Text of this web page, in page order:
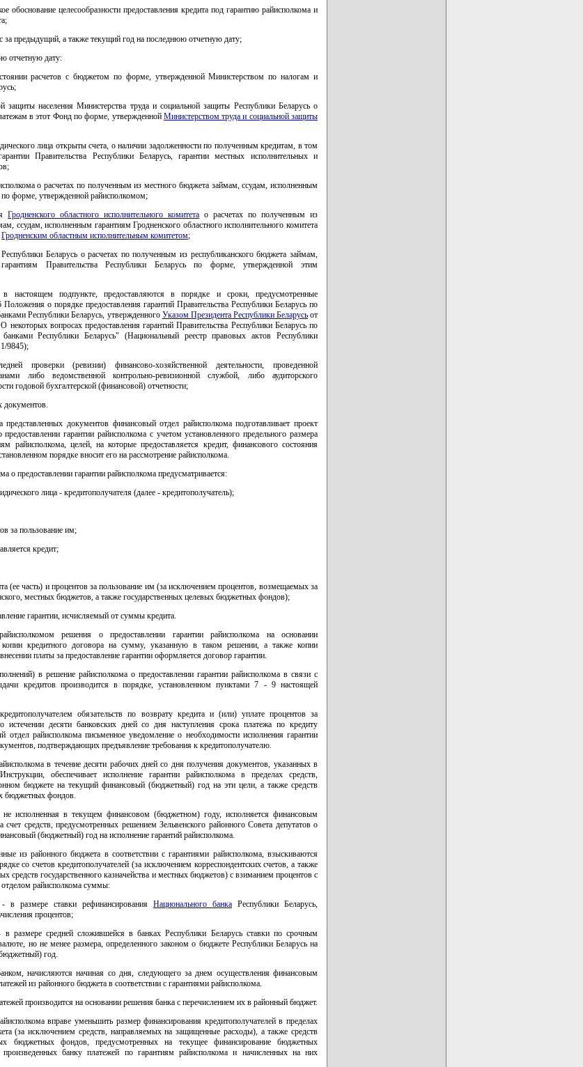
обоснование целесообразности предоставления кредита под гарантию райисполкома и
за предыдущий, а также текущий год на последнюю отчетную дату;
отчетную дату:
расчетов с бюджетом по форме, утвержденной Министерством по налогам и
защиты населения Министерства труда и социальной защиты Республики Беларусь о
в этот Фонд по форме, утвержденной Министерством труда и социальной защиты
лица открыты счета, о наличии задолженности по полученным кредитам, в том
Правительства Республики Беларусь, гарантии местных исполнительных и
о расчетах по полученным из местного бюджета займам, ссудам, исполненным
по форме, утвержденной райисполкомом;
Гродненского областного исполнительного комитета о расчетах по полученным из
ссудам, исполненным гарантиям Гродненского областного исполнительного комитета
Гродненским областным исполнительным комитетом;
Беларусь о расчетах по полученным из республиканского бюджета займам,
Правительства Республики Беларусь по форме, утвержденной этим
настоящем подпункте, предоставляются в порядке и сроки, предусмотренные
о порядке предоставления гарантий Правительства Республики Беларусь по
Республики Беларусь, утвержденного Указом Президента Республики Беларусьот
вопросах предоставления гарантий Правительства Республики Беларусь по
Республики Беларусь" (Национальный реестр правовых актов Республики
9845);
проверки (ревизии) финансово-хозяйственной деятельности, проведенной
либо ведомственной контрольно-ревизионной службой, либо аудиторского
годовой бухгалтерской (финансовой) отчетности;
документов.
документов финансовый отдел райисполкома подготавливает проект
гарантии райисполкома с учетом установленного предельного размера
райисполкома, целей, на которые предоставляется кредит, финансового состояния
порядке вносит его на рассмотрение райисполкома.
о предоставлении гарантии райисполкома предусматривается:
лица - кредитополучателя (далее - кредитополучатель);
за пользование им;
кредит;
(ее часть) и процентов за пользование им (за исключением процентов, возмещаемых за
местных бюджетов, а также государственных целевых бюджетных фондов);
гарантии, исчисляемый от суммы кредита.
решения о предоставлении гарантии райисполкома на основании
копии кредитного договора на сумму, указанную в таком решении, а также копии
платы за предоставление гарантии оформляется договор гарантии.
в решение райисполкома о предоставлении гарантии райисполкома в связи с
кредитов производится в порядке, установленном пунктами 7 - 9 настоящей
обязательств по возврату кредита и (или) уплате процентов за
истечении десяти банковских дней со дня наступления срока платежа по кредиту
отдел райисполкома письменное уведомление о необходимости исполнения гарантии
подтверждающих предъявление требования к кредитополучателю.
в течение десяти рабочих дней со дня получения документов, указанных в
обеспечивает исполнение гарантии райисполкома в пределах средств,
бюджете на текущий финансовый (бюджетный) год на эти цели, а также средств
бюджетных фондов.
не исполненная в текущем финансовом (бюджетном) году, исполняется финансовым
счет средств, предусмотренных решением Зельвенского районного Совета депутатов о
(бюджетный) год на исполнение гарантий райисполкома.
из районного бюджета в соответствии с гарантиями райисполкома, взыскиваются
со счетов кредитополучателей (за исключением корреспондентских счетов, а также
средств государственного казначейства и местных бюджетов) с взиманием процентов с
райисполкома суммы:
в размере ставки рефинансирования Национального банка Республики Беларусь,
процентов;
размере средней сложившейся в банках Республики Беларусь ставки по срочным
но не менее размера, определенного законом о бюджете Республики Беларусь на
год.
начисляются начиная со дня, следующего за днем осуществления финансовым
из районного бюджета в соответствии с гарантиями райисполкома.
производится на основании решения банка с перечислением их в районный бюджет.
вправе уменьшить размер финансирования кредитополучателей в пределах
(за исключением средств, направляемых на защищенные расходы), а также средств
бюджетных фондов, предусмотренных на текущее финансирование бюджетных
банку платежей по гарантиям райисполкома и начисленных на них